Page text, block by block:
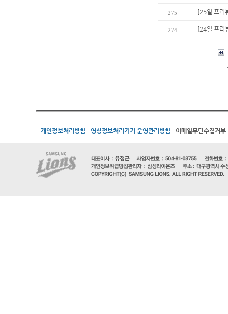
275 [25일 프리
274 [24일 프리
개인정보처리방침 영상정보처리기기 운영관리방침 이메일무단수집거부